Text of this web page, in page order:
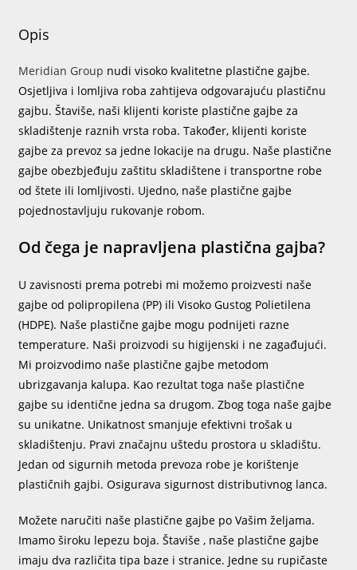
Opis
Meridian Group nudi visoko kvalitetne plastične gajbe.
Osjetljiva i lomljiva roba zahtijeva odgovarajuću plastičnu
gajbu. Štaviše, naši klijenti koriste plastične gajbe za
skladištenje raznih vrsta roba. Također, klijenti koriste
gajbe za prevoz sa jedne lokacije na drugu. Naše plastične
gajbe obezbjeđuju zaštitu skladištene i transportne robe
od štete ili lomljivosti. Ujedno, naše plastične gajbe
pojednostavljuju rukovanje robom.
Od čega je napravljena plastična gajba?
U zavisnosti prema potrebi mi možemo proizvesti naše
gajbe od polipropilena (PP) ili Visoko Gustog Polietilena
(HDPE). Naše plastične gajbe mogu podnijeti razne
temperature. Naši proizvodi su higijenski i ne zagađujući.
Mi proizvodimo naše plastične gajbe metodom
ubrizgavanja kalupa. Kao rezultat toga naše plastične
gajbe su identične jedna sa drugom. Zbog toga naše gajbe
su unikatne. Unikatnost smanjuje efektivni trošak u
skladištenju. Pravi značajnu uštedu prostora u skladištu.
Jedan od sigurnih metoda prevoza robe je korištenje
plastičnih gajbi. Osigurava sigurnost distributivnog lanca.
Možete naručiti naše plastične gajbe po Vašim željama.
Imamo široku lepezu boja. Štaviše , naše plastične gajbe
imaju dva različita tipa baze i stranice. Jedne su rupičaste